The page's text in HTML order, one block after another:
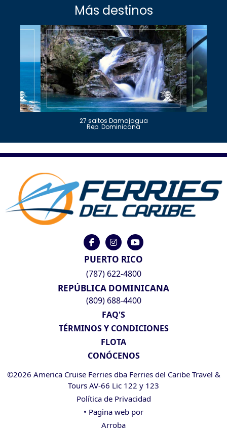
Más destinos
27 saltos Damajagua
Rep. Dominicana
PUERTO RICO
(787) 622-4800
REPÚBLICA DOMINICANA
(809) 688-4400
FAQ'S
TÉRMINOS Y CONDICIONES
FLOTA
CONÓCENOS
©2026 America Cruise Ferries dba Ferries del Caribe Travel &
Tours AV-66 Lic 122 y 123
Política de Privacidad
• Pagina web por
Arroba